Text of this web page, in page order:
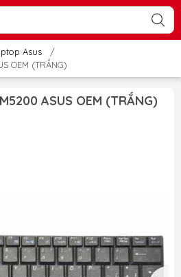
Asus
/
OEM (TRẮNG)
ASUS OEM (TRẮNG)